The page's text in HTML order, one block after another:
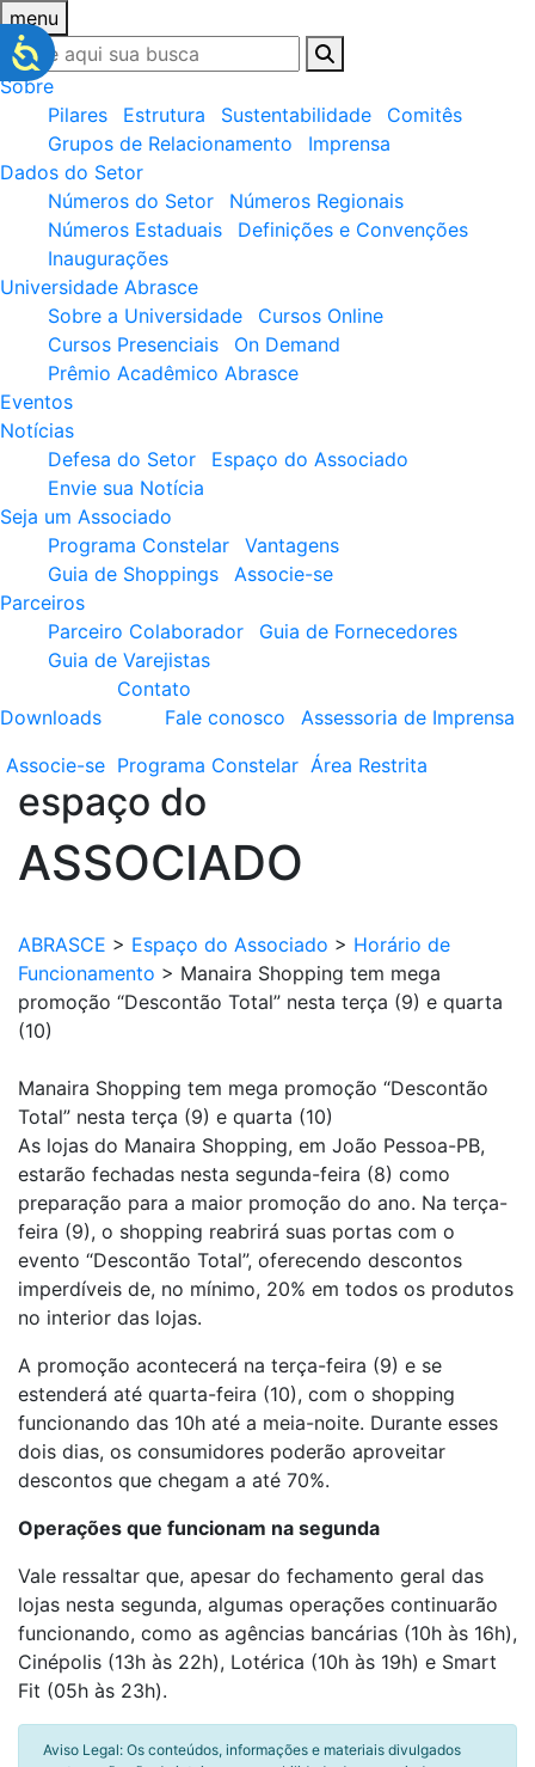
menu
Sobre
Pilares
Estrutura Sustentabilidade
Comitês
Grupos de Relacionamento
Imprensa
Dados do Setor
Números do Setor
Números Regionais
Números Estaduais
Definições e Convenções
Inaugurações
Universidade Abrasce
Sobre a Universidade
Cursos Online
Cursos Presenciais
On Demand
Prêmio Acadêmico Abrasce
Eventos
Notícias
Defesa do Setor
Espaço do Associado
Envie sua Notícia
Seja um Associado
Programa Constelar
Vantagens
Guia de Shoppings
Associe-se
Parceiros
Parceiro Colaborador
Guia de Fornecedores
Guia de Varejistas
Downloads
Contato
Fale conosco
Assessoria de Imprensa
Associe-se Programa Constelar Área Restrita
espaço do
ASSOCIADO
ABRASCE > Espaço do Associado > Horário de
Funcionamento > Manaira Shopping tem mega
promoção “Descontão Total” nesta terça (9) e quarta
(10)
Manaira Shopping tem mega promoção “Descontão
Total” nesta terça (9) e quarta (10)
As lojas do Manaira Shopping, em João Pessoa-PB,
estarão fechadas nesta segunda-feira (8) como
preparação para a maior promoção do ano. Na terça-
feira (9), o shopping reabrirá suas portas com o
evento “Descontão Total”, oferecendo descontos
imperdíveis de, no mínimo, 20% em todos os produtos
no interior das lojas.
A promoção acontecerá na terça-feira (9) e se
estenderá até quarta-feira (10), com o shopping
funcionando das 10h até a meia-noite. Durante esses
dois dias, os consumidores poderão aproveitar
descontos que chegam a até 70%.
Operações que funcionam na segunda
Vale ressaltar que, apesar do fechamento geral das
lojas nesta segunda, algumas operações continuarão
funcionando, como as agências bancárias (10h às 16h),
Cinépolis (13h às 22h), Lotérica (10h às 19h) e Smart
Fit (05h às 23h).
Aviso Legal: Os conteúdos, informações e materiais divulgados